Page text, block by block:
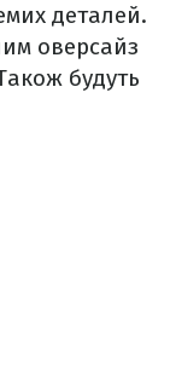
деталей.
оверсайз
будуть